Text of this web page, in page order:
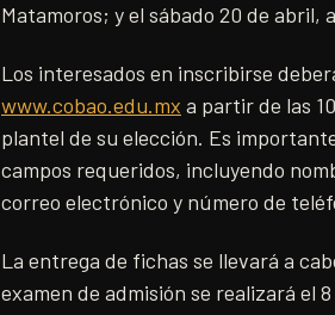
Matamoros; y el sábado 20 de abril,
Los interesados en inscribirse
www.cobao.edu.mx a partir de las
plantel de su elección. Es
campos requeridos, incluyendo
correo electrónico y número de
La entrega de fichas se llevará a
examen de admisión se realizará el